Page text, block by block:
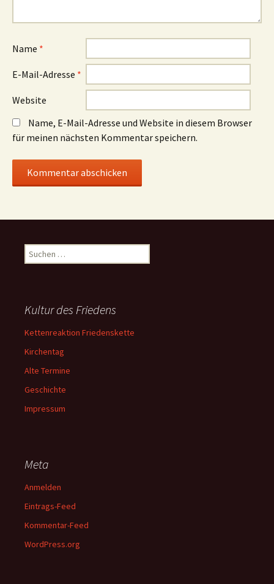
Name *
E-Mail-Adresse *
Website
Name, E-Mail-Adresse und Website in diesem Browser
für meinen nächsten Kommentar speichern.
Suchen
nach:
Kultur des Friedens
Kettenreaktion Friedenskette
Kirchentag
Alte Termine
Geschichte
Impressum
Meta
Anmelden
Eintrags-Feed
Kommentar-Feed
WordPress.org